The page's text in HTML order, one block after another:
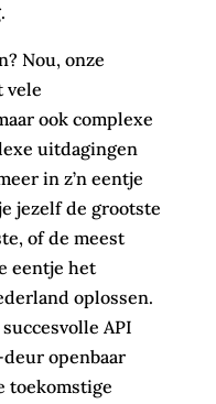
Nou, onze
vele
ook complexe
uitdagingen
in z’n eentje
jezelf de grootste
of de meest
eentje het
oplossen.
API
openbaar
toekomstige